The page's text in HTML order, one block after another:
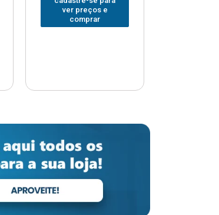
ver preços e
comprar